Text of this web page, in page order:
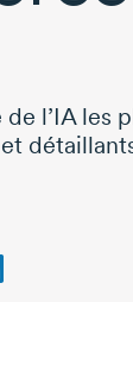
de l’IA les